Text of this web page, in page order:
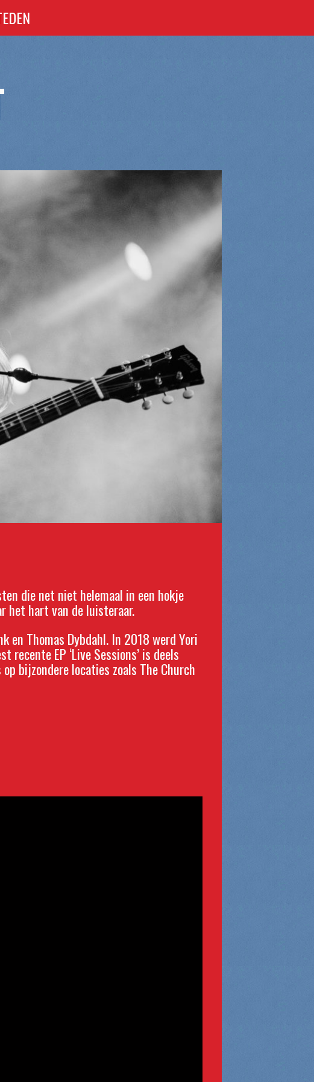
die net niet helemaal in een hokje
het hart van de luisteraar.
en Thomas Dybdahl. In 2018 werd Yori
recente EP ‘Live Sessions’ is deels
bijzondere locaties zoals The Church